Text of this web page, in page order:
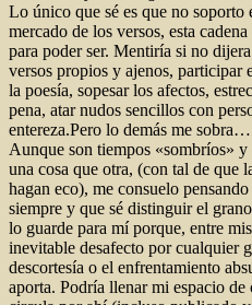
Lo único que sé es que no soporto
mercado de los versos, esta
para poder ser. Mentiría si no
versos propios y ajenos, participar
la poesía, sopesar los afectos,
pena, atar nudos sencillos con
entereza.Pero lo demás me sobra…
Aunque son tiempos «sombríos»
una cosa que otra, (con tal de que
hagan eco), me consuelo
siempre y que sé distinguir el
lo guarde para mí porque, entre
inevitable desafecto por cualquier
descortesía o el enfrentamiento
aporta. Podría llenar mi espacio